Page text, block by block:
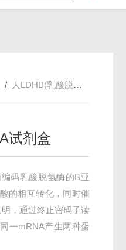
/ 人LDHB(乳酸脱氢酶B)ELISA试剂盒
试剂盒
码乳酸脱氢酶的B亚
的相互转化，同时催
，通过终止密码子读
一mRNA产生两种蛋